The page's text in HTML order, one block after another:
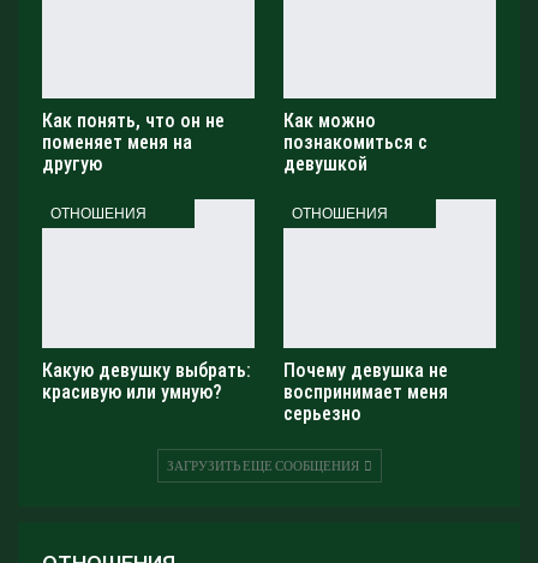
Как понять, что он не
поменяет меня на
другую
Как можно
познакомиться с
девушкой
ОТНОШЕНИЯ
Какую девушку выбрать:
красивую или умную?
ОТНОШЕНИЯ
Почему девушка не
воспринимает меня
серьезно
ЗАГРУЗИТЬ ЕЩЕ СООБЩЕНИЯ